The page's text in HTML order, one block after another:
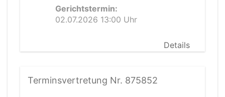
Gerichtstermin:
02.07.2026 13:00 Uhr
Details
Terminsvertretung Nr. 875852